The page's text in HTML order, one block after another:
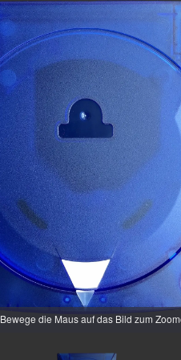
Bewege die Maus auf das Bild zum